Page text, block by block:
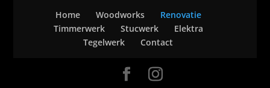
Home Woodworks
Renovatie
Timmerwerk
Stucwerk
Elektra
Tegelwerk
Contact